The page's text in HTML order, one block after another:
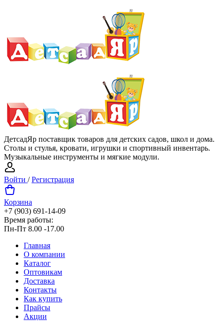
ДетсадЯр поставщик товаров для детских садов, школ и дома.
Столы и стулья, кровати, игрушки и спортивный инвентарь.
Музыкальные инструменты и мягкие модули.
Войти /Регистрация
Корзина
+7 (903) 691-14-09
Время работы:
Пн-Пт 8.00 -17.00
Главная
О компании
Каталог
Оптовикам
Доставка
Контакты
Как купить
Прайсы
Акции